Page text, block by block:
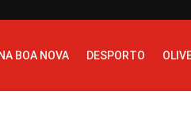
BOA NOVA DESPORTO